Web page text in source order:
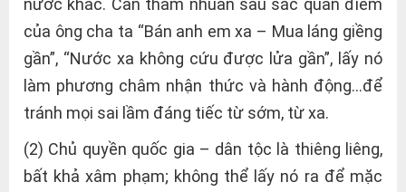
nước khác. Cần thấm nhuần sâu sắc quan điểm
của ông cha ta “Bán anh em xa – Mua láng giềng
gần”, “Nước xa không cứu được lửa gần”, lấy nó
làm phương châm nhận thức và hành động…để
tránh mọi sai lầm đáng tiếc từ sớm, từ xa.
(2) Chủ quyền quốc gia – dân tộc là thiêng liêng,
bất khả xâm phạm; không thể lấy nó ra để mặc